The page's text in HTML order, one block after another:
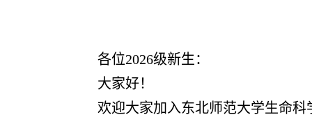
各位2026级新生：
大家好！
欢迎大家加入东北师范大学生命